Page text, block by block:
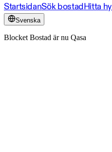
StartsidanSök bostadHitta
Svenska
Blocket Bostad är nu Qasa